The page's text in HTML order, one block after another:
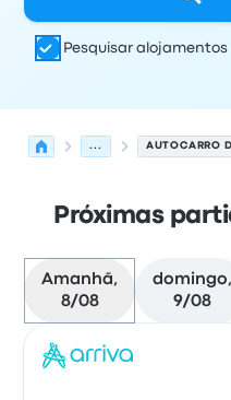
Pesquisar alojamentos
... AUTOCARRO
Próximas
Amanhã,
8/08
domingo,
9/08